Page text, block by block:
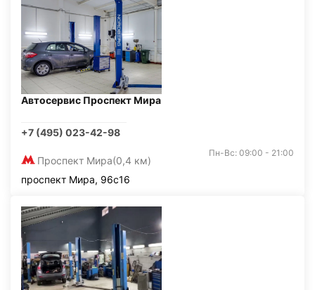
Автосервис Проспект Мира
+7 (495) 023-42-98
Проспект Мира(0,4 км)
Пн-Вс: 09:00 - 21:00
проспект Мира, 96с16